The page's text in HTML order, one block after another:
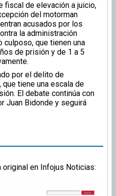
fiscal de elevación a juicio,
del motorman
acusados por los
la administración
culposo, que tienen una
de prisión y de 1 a 5
por el delito de
tiene una escala de
El debate continúa con
Juan Bidonde y seguirá
en Infojus Noticias: